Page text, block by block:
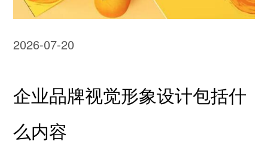
2026-07-20
企业品牌视觉形象设计包括什
么内容